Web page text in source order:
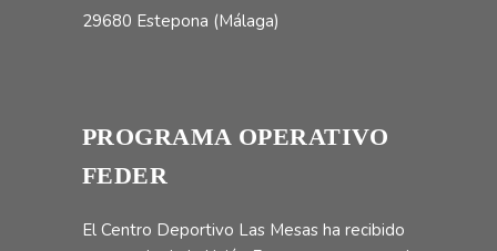
29680 Estepona (Málaga)
PROGRAMA OPERATIVO
FEDER
El Centro Deportivo Las Mesas ha recibido